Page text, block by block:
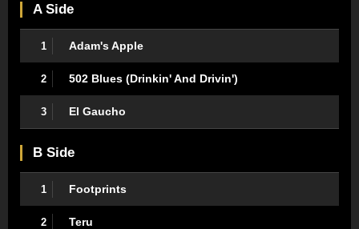
A Side
1 Adam's Apple
2 502 Blues (Drinkin' And Drivin')
3 El Gaucho
B Side
1 Footprints
2 Teru